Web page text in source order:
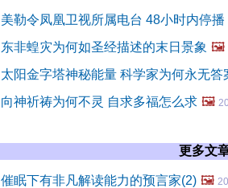
美勒令凤凰卫视所属电台 48小时内停播
东非蝗灾为何如圣经描述的末日景象 🖼️
太阳金字塔神秘能量 科学家为何永无答
向神祈祷为何不灵 自求多福怎么求 🖼️
更多文
催眠下有非凡解读能力的预言家(2) 🖼️